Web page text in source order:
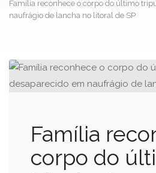
Família reconhece o corpo do último
naufrágio de lancha no litoral de SP
Família
corpo do